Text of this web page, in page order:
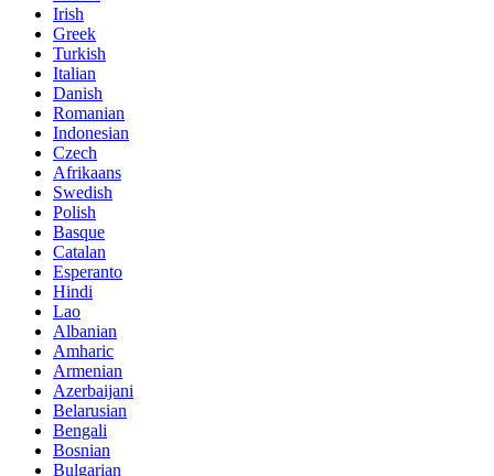
Irish
Greek
Turkish
Italian
Danish
Romanian
Indonesian
Czech
Afrikaans
Swedish
Polish
Basque
Catalan
Esperanto
Hindi
Lao
Albanian
Amharic
Armenian
Azerbaijani
Belarusian
Bengali
Bosnian
Bulgarian